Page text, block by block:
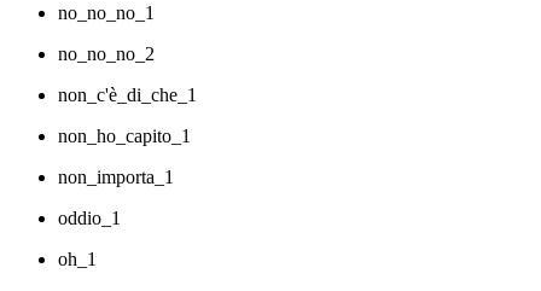
no_no_no_1
no_no_no_2
non_c'è_di_che_1
non_ho_capito_1
non_importa_1
oddio_1
oh_1